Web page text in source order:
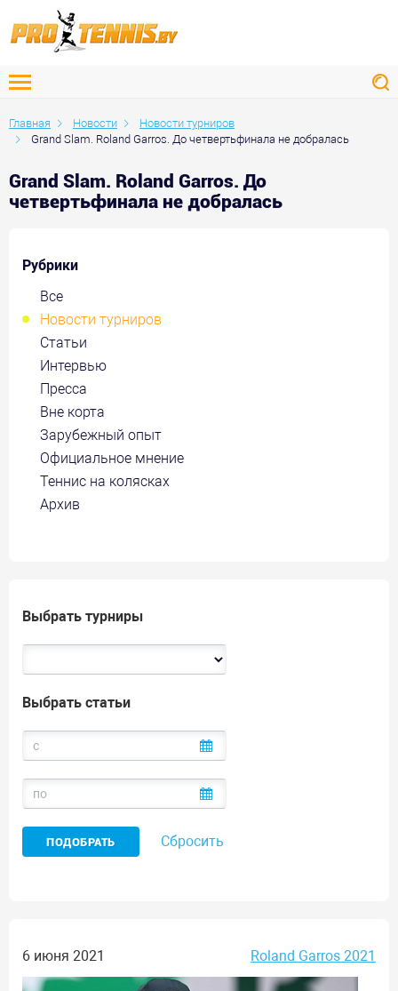
Главная Новости
Новости турниров
Grand Slam. Roland Garros. До четвертьфинала не добралась
Grand Slam. Roland Garros. До
четвертьфинала не добралась
Рубрики
Все
Новости турниров
Статьи
Интервью
Пресса
Вне корта
Зарубежный опыт
Официальное мнение
Теннис на колясках
Архив
Выбрать турниры
Выбрать статьи
Сбросить
6 июня 2021 Roland Garros 2021